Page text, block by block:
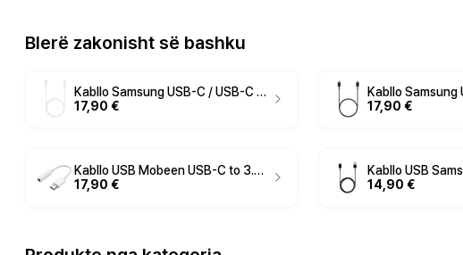
Blerë zakonisht së bashku
Kabllo Samsung USB-C / USB-C EP-DA705BWEGWW / 1m / 60W / USB 2.0 - Bardhë
17,90 €
17,90 €
Kabllo USB Mobeen USB-C to 3.5mm Headphone Jack Adapter - Bardhë
17,90 €
14,90 €